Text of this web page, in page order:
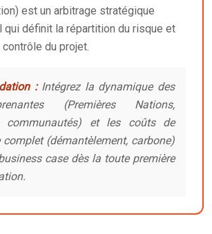
est un arbitrage stratégique
qui définit la répartition du risque et
du projet.
:Intégrez la dynamique des
(Premières Nations,
communautés) et les coûts de
complet (démantèlement, carbone)
case dès la toute première